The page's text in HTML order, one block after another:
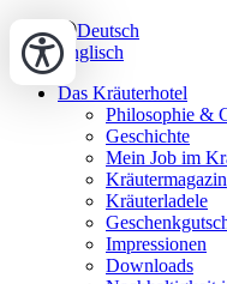
Deutsch
Englisch
Das Kräuterhotel
Philosophie &
Geschichte
Mein Job im
Kräutermagazin
Kräuterladele
Impressionen
Downloads